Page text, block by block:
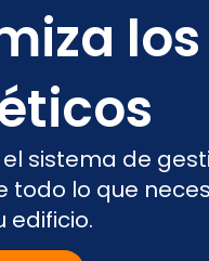
sistema de
todo lo que
edificio.